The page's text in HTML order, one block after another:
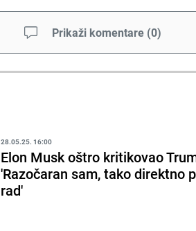
Prikaži komentare (0)
28.05.25. 16:00
Elon Musk oštro kritikovao
'Razočaran sam, tako direktno
rad'